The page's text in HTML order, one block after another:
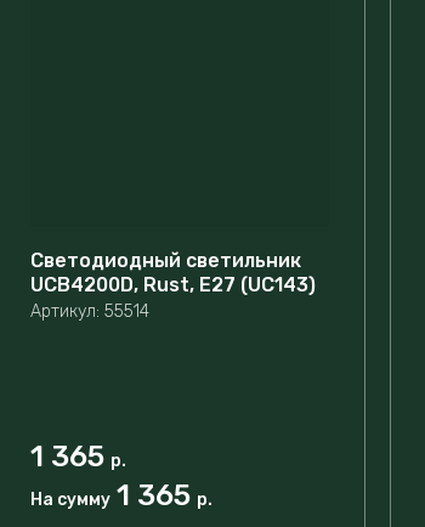
Светодиодный светильник
UCВ4200D, Rust, E27 (UC143)
Артикул: 55514
1 365 р.
На сумму 1 365 р.